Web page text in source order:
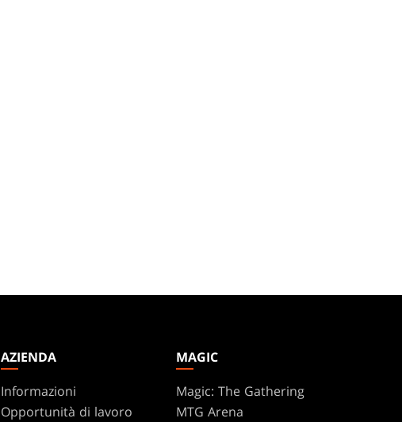
AZIENDA
Informazioni
Opportunità di lavoro
MAGIC
Magic: The Gathering
MTG Arena